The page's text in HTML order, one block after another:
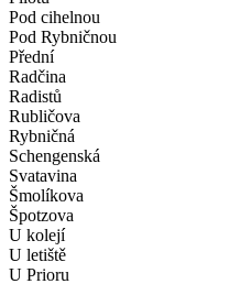
Pod cihelnou
Pod Rybničnou
Přední
Radčina
Radistů
Rubličova
Rybničná
Schengenská
Svatavina
Šmolíkova
Špotzova
U kolejí
U letiště
U Prioru